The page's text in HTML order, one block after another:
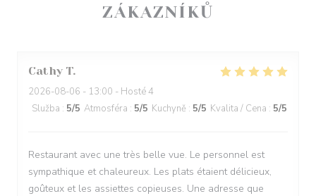
ZÁKAZNÍKŮ
Cathy T
2026-08-06 - 13:00 - Hosté 4
Služba : 5/5 Atmosféra : 5/5 Kuchyně : 5/5 Kvalita / Cena : 5/5
Restaurant avec une très belle vue. Le personnel est
sympathique et chaleureux. Les plats étaient délicieux,
goûteux et les assiettes copieuses. Une adresse que